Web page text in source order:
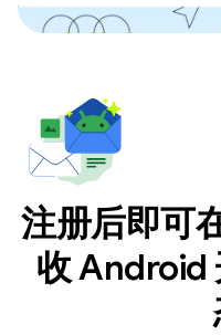
注册后即可
收 Android